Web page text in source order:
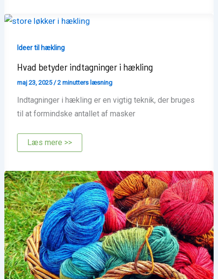
Ideer til hækling
Hvad betyder indtagninger i hækling
maj 23, 2025/2 minutters læsning
Indtagninger i hækling er en vigtig teknik, der bruges
til at formindske antallet af masker
Hvad
betyder
hækling
Læs mere >>